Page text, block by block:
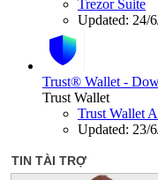
Trezor Suite
Updated: 24/
Trust® Wallet -
Trust Wallet
Trust Wallet
Updated: 23/